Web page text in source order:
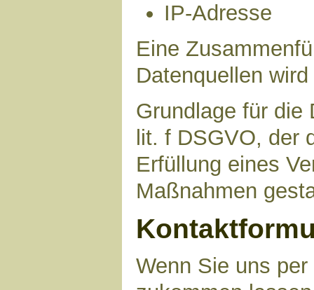
IP-Adresse
Eine
Datenquellen
Grundlage für die
lit. f DSGVO, der
Erfüllung eines
Maßnahmen
Wenn Sie uns